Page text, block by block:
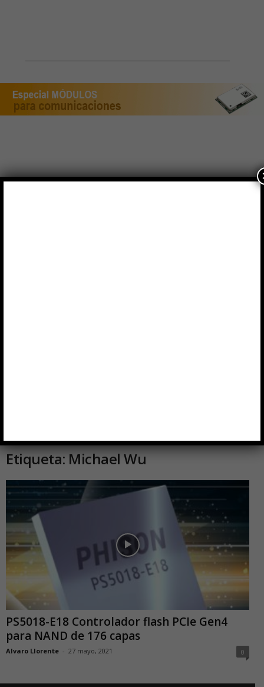
Inicio Etiquetas Michael Wu
Etiqueta: Michael Wu
PS5018-E18 Controlador flash PCIe Gen4
para NAND de 176 capas
Alvaro Llorente - 27 mayo, 2021 0